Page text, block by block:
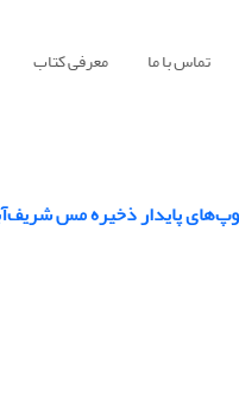
تماس با ما معرفی کتاب
پایدار ذخیره مس